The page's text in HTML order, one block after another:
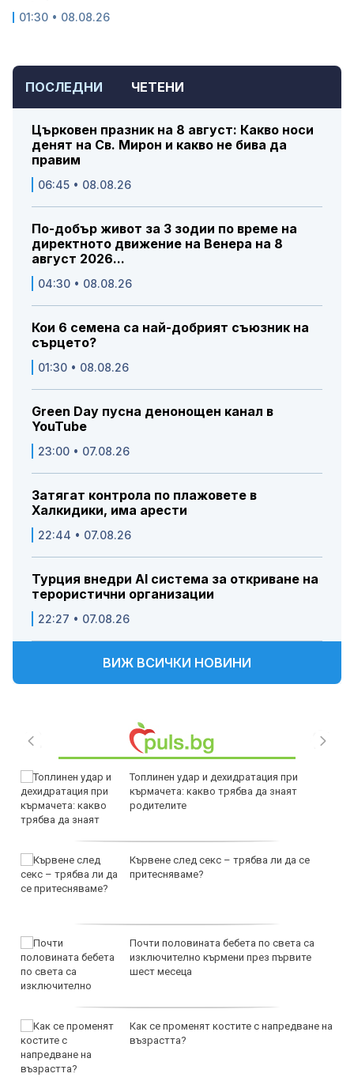
ПОСЛЕДНИ ЧЕТЕНИ
Църковен празник на 8 август: Какво носи
денят на Св. Мирон и какво не бива да
правим
06:45 • 08.08.26
По-добър живот за 3 зодии по време на
директното движение на Венера на 8
август 2026...
04:30 • 08.08.26
Кои 6 семена са най-добрият съюзник на
сърцето?
01:30 • 08.08.26
Green Day пусна денонощен канал в
YouTube
23:00 • 07.08.26
Затягат контрола по плажовете в
Халкидики, има арести
22:44 • 07.08.26
Турция внедри AI система за откриване на
терористични организации
22:27 • 07.08.26
ВИЖ ВСИЧКИ НОВИНИ
Топлинен удар и дехидратация при
кърмачета: какво трябва да знаят
родителите
Кървене след секс – трябва ли да се
притесняваме?
Почти половината бебета по света са
изключително кърмени през първите
шест месеца
Как се променят костите с напредване на
възрастта?
01:30 • 08.08.26